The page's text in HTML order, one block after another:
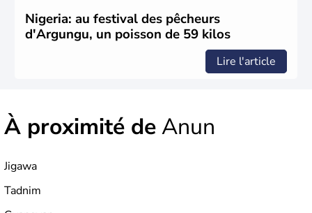
Nigeria: au festival des pêcheurs
d'Argungu, un poisson de 59 kilos
Lire l'article
À proximité deAnun
Jigawa
Tadnim